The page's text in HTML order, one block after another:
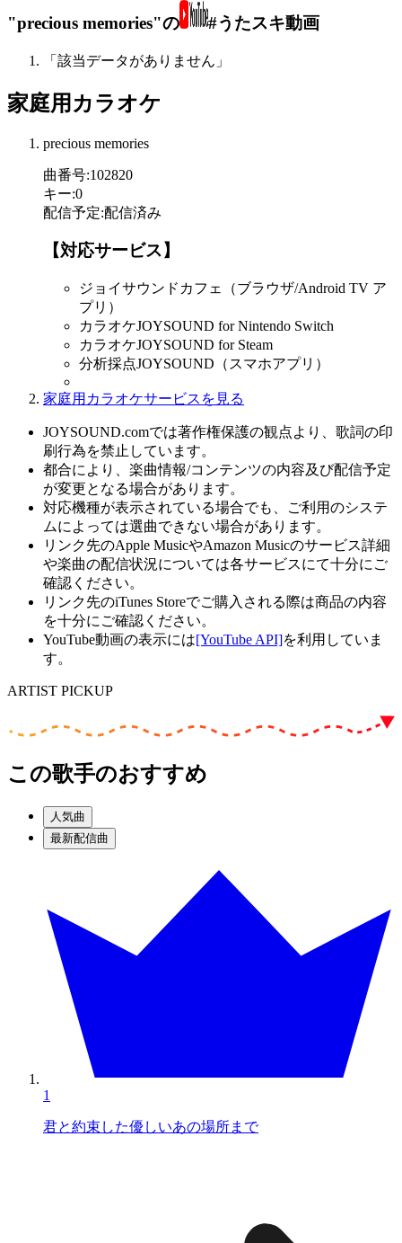
"precious memories"の #うたスキ動画
「該当データがありません」
家庭用カラオケ
precious memories
曲番号:102820
キー:0
配信予定:配信済み
【対応サービス】
ジョイサウンドカフェ（ブラウザ/Android TV ア
プリ）
カラオケJOYSOUND for Nintendo Switch
カラオケJOYSOUND for Steam
分析採点JOYSOUND（スマホアプリ）
家庭用カラオケサービスを見る
JOYSOUND.comでは著作権保護の観点より、歌詞の印
刷行為を禁止しています。
都合により、楽曲情報/コンテンツの内容及び配信予定
が変更となる場合があります。
対応機種が表示されている場合でも、ご利用のシステ
ムによっては選曲できない場合があります。
リンク先のApple MusicやAmazon Musicのサービス詳細
や楽曲の配信状況については各サービスにて十分にご
確認ください。
リンク先のiTunes Storeでご購入される際は商品の内容
を十分にご確認ください。
YouTube動画の表示には[YouTube API]を利用していま
す。
ARTIST PICKUP
この歌手のおすすめ
人気曲
最新配信曲
1
君と約束した優しいあの場所まで